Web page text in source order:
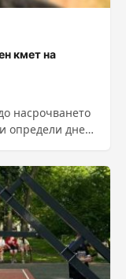
кмет на
насрочването
определи днес